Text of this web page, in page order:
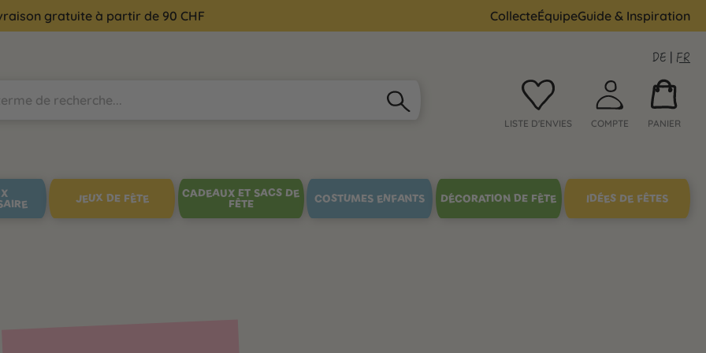
gratuite à partir de 90 CHF CollecteÉquipeGuide & Inspiration
DE | FR
LISTE D'ENVIES COMPTE PANIER
JEUX DE FÊTE
CADEAUX ET SACS DE
FÊTE
COSTUMES ENFANTS DÉCORATION DE FÊTE IDÉES DE FÊTES